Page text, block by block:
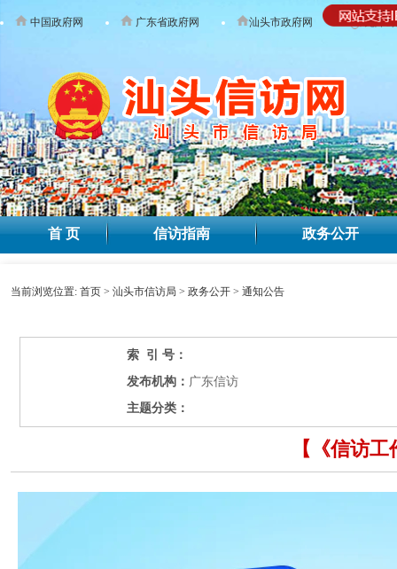
中国政府网 广东省政府网 汕头市政府网 无障
首 页 信访指南 政务公开
当前浏览位置: 首页 > 汕头市信访局 > 政务公开 > 通知公告
索 引 号：
发布机构： 广东信访
主题分类：
【《信访